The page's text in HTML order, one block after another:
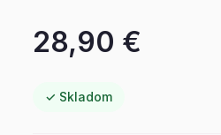
28,90 €
✓ Skladom